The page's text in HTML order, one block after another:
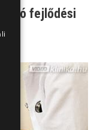
fejlődési